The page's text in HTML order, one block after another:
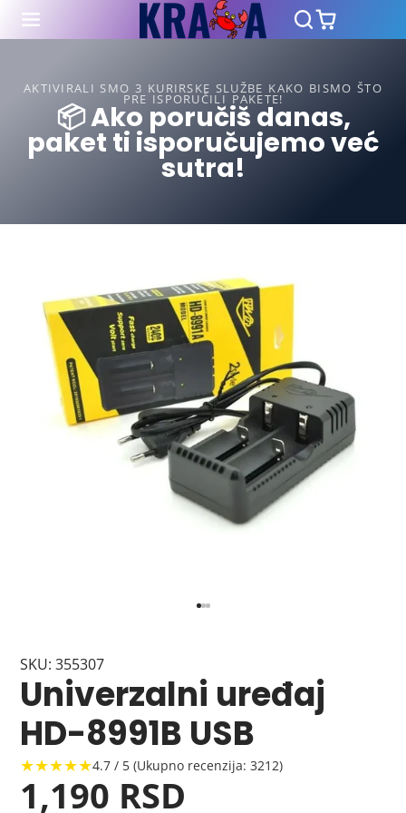
AKTIVIRALI SMO 3 KURIRSKE SLUŽBE KAKO BISMO ŠTO
PRE ISPORUČILI PAKETE!
📦 Ako poručiš danas,
paket ti isporučujemo već
sutra!
SKU: 355307
Univerzalni uređaj
HD-8991B USB
★★★★★4.7 / 5 (Ukupno recenzija: 3212)
1,190 RSD